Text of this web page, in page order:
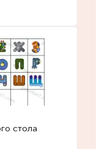
стола